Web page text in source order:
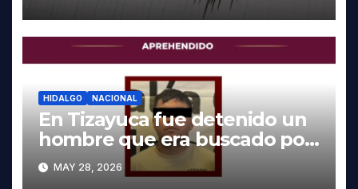
HIDALGO NACIONAL
En Tizayuca fue detenido un
hombre que era buscado por
autoridades de Oaxaca
MAY 28, 2026